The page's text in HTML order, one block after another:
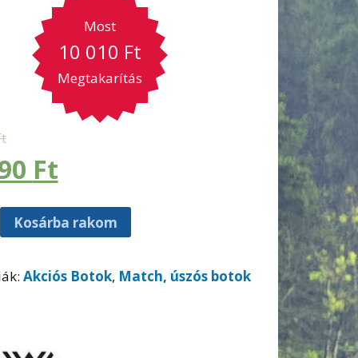
Most
10 010 Ft
Megtakarítás
Ft
Kosárba rakom
Akciós Botok, Match, úszós botok